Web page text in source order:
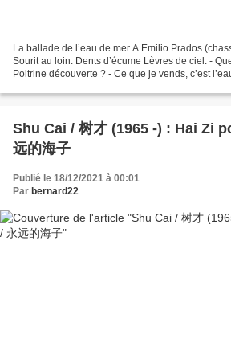
La ballade de l’eau de mer A Emilio Prados
Sourit au loin. Dents d’écume Lèvres de ciel. -
Poitrine découverte ? - Ce que je vends, c’est
Shu Cai / 树才 (1965 -) : Hai Zi
远的海子
Publié le 18/12/2021 à 00:01
Par bernard22